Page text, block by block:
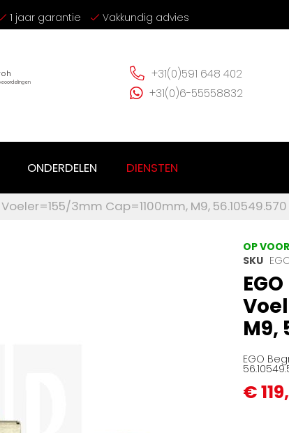
1 jaar garantie Vakkundig advies
+31(0)591 648 402
+31(0)6-55558832
ONDERDELEN DIENSTEN
3mm Cap=1100mm, M9, 56.10549.570
OP
SKU
M9,
EGO
€